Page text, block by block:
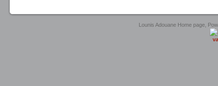
Lounis Adouane Home page,